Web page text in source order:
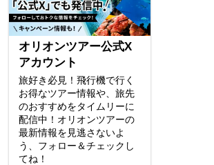
オリオンツアー公式X
アカウント
旅好き必見！飛行機で行く
お得なツアー情報や、旅先
のおすすめをタイムリーに
配信中！オリオンツアーの
最新情報を見逃さないよ
う、フォロー＆チェックし
てね！